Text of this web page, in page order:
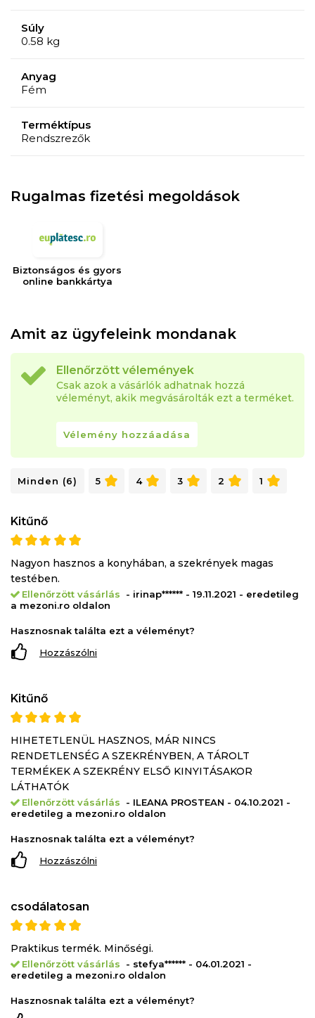
Súly
0.58 kg
Anyag
Fém
Terméktípus
Rendszrezők
Rugalmas fizetési megoldások
Biztonságos és gyors
online bankkártya
Amit az ügyfeleink mondanak
Ellenőrzött vélemények
Csak azok a vásárlók adhatnak hozzá
véleményt, akik megvásárolták ezt a terméket.
Vélemény hozzáadása
Minden (6) 5 4 3 2 1
Kitűnő
Nagyon hasznos a konyhában, a szekrények magas
testében.
Ellenőrzött vásárlás
- irinap****** - 19.11.2021 - eredetileg
a mezoni.ro oldalon
Hasznosnak találta ezt a véleményt?
Hozzászólni
Kitűnő
HIHETETLENÜL HASZNOS, MÁR NINCS
RENDETLENSÉG A SZEKRÉNYBEN, A TÁROLT
TERMÉKEK A SZEKRÉNY ELSŐ KINYITÁSAKOR
LÁTHATÓK
Ellenőrzött vásárlás
- ILEANA PROSTEAN - 04.10.2021 -
eredetileg a mezoni.ro oldalon
Hasznosnak találta ezt a véleményt?
Hozzászólni
csodálatosan
Praktikus termék. Minőségi.
Ellenőrzött vásárlás
- stefya****** - 04.01.2021 -
eredetileg a mezoni.ro oldalon
Hasznosnak találta ezt a véleményt?